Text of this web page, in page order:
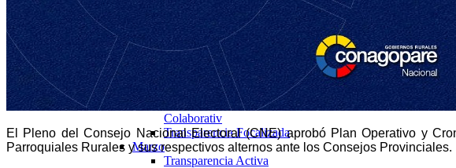
Enero
Transparencia Activa
Transparencia
Colaborativ
Transparencia Focalizada
Febrero
Transparencia Activa
Transparencia
Colaborativ
Transparencia Focalizada
Marzo
Transparencia Activa
El Pleno del Consejo Nacional Electoral (CNE) aprobó Plan Operativo y
Parroquiales Rurales y sus respectivos alternos ante los Consejos Provinciales.